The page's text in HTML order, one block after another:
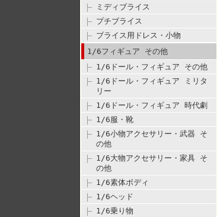
ミディブライス
プチブライス
ブライス用ドレス・小物
1/6フィギュア その他
1/6ドール・フィギュア その他
1/6ドール・フィギュア ミリタ
リー
1/6ドール・フィギュア 時代劇
1/6服・靴
1/6小物アクセサリー・武器 そ
の他
1/6大物アクセサリー・家具 そ
の他
1/6素体ボディ
1/6ヘッド
1/6乗り物